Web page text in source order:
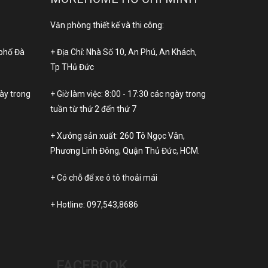
Đà
trong
Văn phòng thiết kế và thi công:
+ Địa Chỉ: Nhà Số 10, An Phú, An Khách,
Tp THủ Đức
+ Giờ làm việc: 8:00 - 17:30 các ngày trong
tuần từ thứ 2 đến thứ 7
+ Xưởng sản xuất: 260 Tô Ngọc Vân,
Phương Linh Đông, Quận Thủ Đức, HCM.
+ Có chỗ để xe ô tô thoải mái
+ Hotline: 097,543,8686